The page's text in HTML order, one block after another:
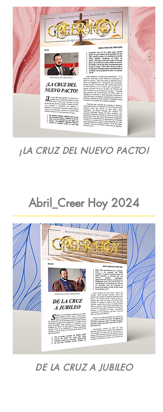
¡LA CRUZ DEL NUEVO PACTO!
Abril_Creer Hoy 2024
DE LA CRUZ A JUBILEO